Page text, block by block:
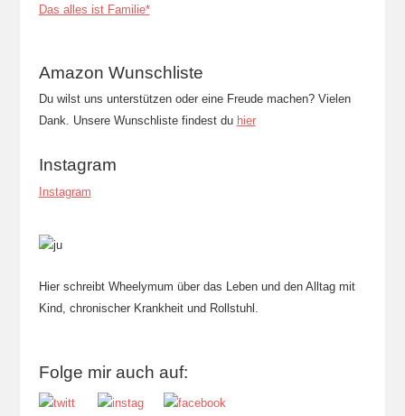
Das alles ist Familie*
Amazon Wunschliste
Du wilst uns unterstützen oder eine Freude machen? Vielen
Dank. Unsere Wunschliste findest du hier
Instagram
Instagram
Hier schreibt Wheelymum über das Leben und den Alltag mit
Kind, chronischer Krankheit und Rollstuhl.
Folge mir auch auf: